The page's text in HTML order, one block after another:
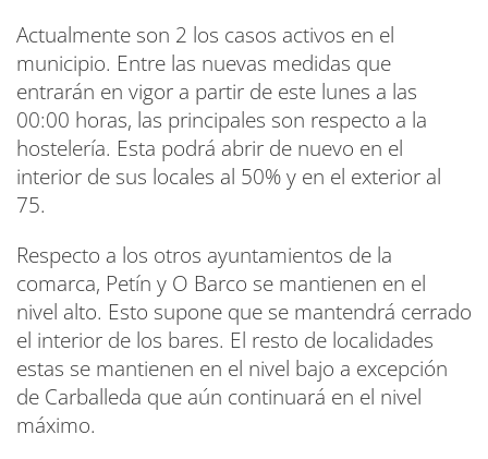
Actualmente son 2 los casos activos en el
municipio. Entre las nuevas medidas que
entrarán en vigor a partir de este lunes a las
00:00 horas, las principales son respecto a la
hostelería. Esta podrá abrir de nuevo en el
interior de sus locales al 50% y en el exterior al
75.
Respecto a los otros ayuntamientos de la
comarca, Petín y O Barco se mantienen en el
nivel alto. Esto supone que se mantendrá cerrado
el interior de los bares. El resto de localidades
estas se mantienen en el nivel bajo a excepción
de Carballeda que aún continuará en el nivel
máximo.